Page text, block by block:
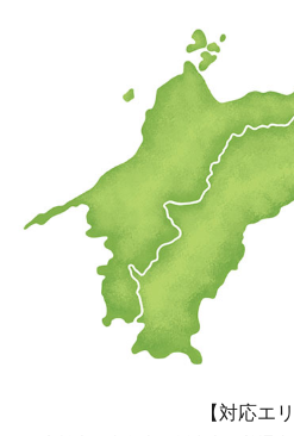
【対応エ